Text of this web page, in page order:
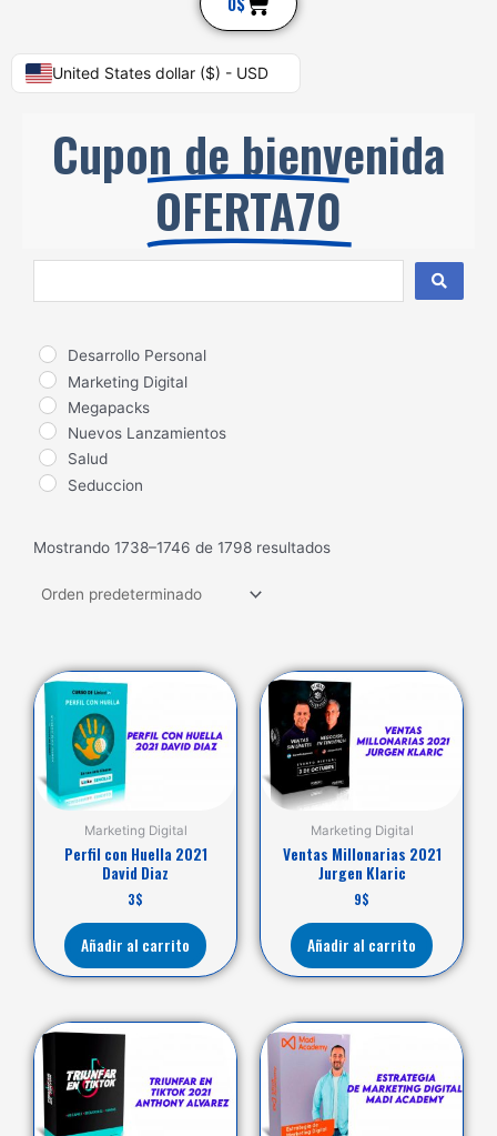
United States dollar ($) - USD
Cupon de bienvenida
OFERTA70
Desarrollo Personal
Marketing Digital
Megapacks
Nuevos Lanzamientos
Salud
Seduccion
Mostrando 1738–1746 de 1798 resultados
Marketing Digital
Perfil con Huella 2021
David Diaz
3$
Añadir al carrito
Marketing Digital
Ventas Millonarias 2021
Jurgen Klaric
9$
Añadir al carrito